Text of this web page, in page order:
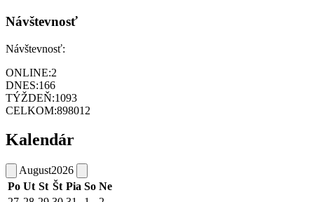
Návštevnosť
Návštevnosť:
ONLINE:2
DNES:166
TÝŽDEŇ:1093
CELKOM:898012
Kalendár
August2026
Po Ut St Št Pia So Ne